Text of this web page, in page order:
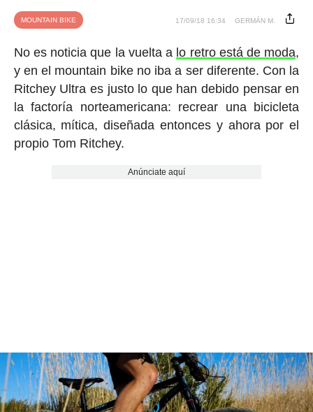
MOUNTAIN BIKE 17/09/18 16:34 GERMÁN M.
No es noticia que la vuelta a lo retro está de moda,
y en el mountain bike no iba a ser diferente. Con la
Ritchey Ultra es justo lo que han debido pensar en
la factoría norteamericana: recrear una bicicleta
clásica, mítica, diseñada entonces y ahora por el
propio Tom Ritchey.
Anúnciate aquí